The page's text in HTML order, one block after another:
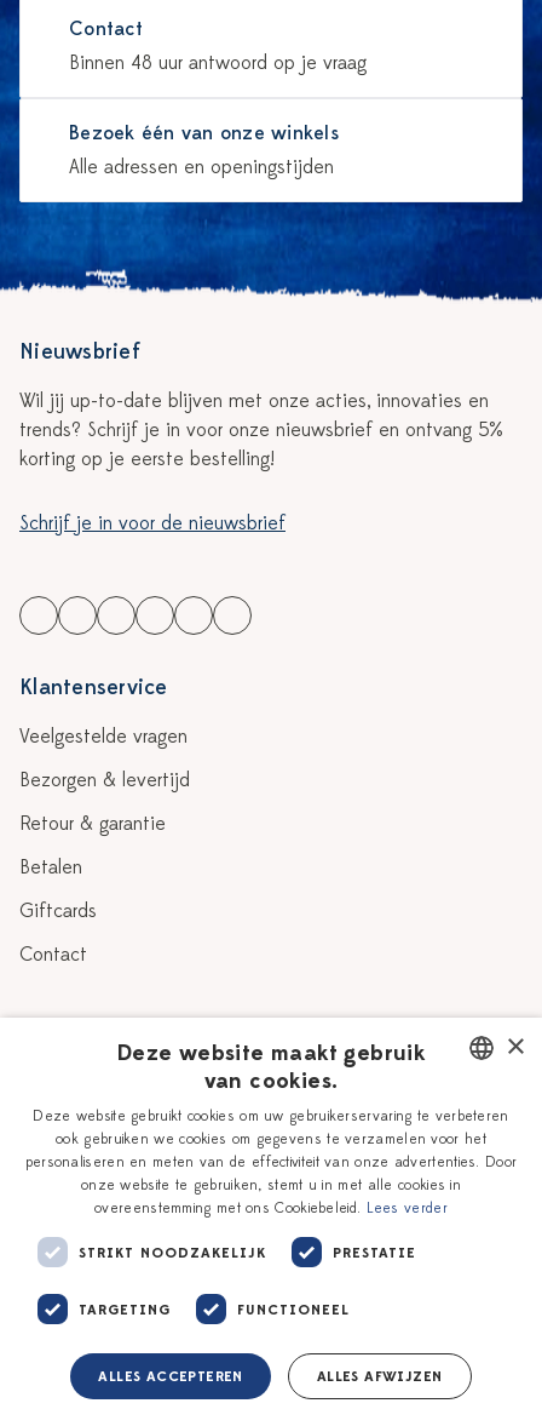
Contact
Binnen 48 uur antwoord op je vraag
Bezoek één van onze winkels
Alle adressen en openingstijden
Nieuwsbrief
Wil jij up-to-date blijven met onze acties, innovaties en
trends? Schrijf je in voor onze nieuwsbrief en ontvang 5%
korting op je eerste bestelling!
Schrijf je in voor de nieuwsbrief
Klantenservice
Veelgestelde vragen
Bezorgen & levertijd
Retour & garantie
Betalen
Giftcards
Contact
Verhaal
Onze plateelschilders
Delfts Blauw
Workshops
Vacatures
Zakelijk
DUTCH
ENGLISH
×
Deze website maakt gebruik
van cookies.
Deze website gebruikt cookies om uw gebruikerservaring te verbeteren
ook gebruiken we cookies om gegevens te verzamelen voor het
personaliseren en meten van de effectiviteit van onze advertenties. Door
onze website te gebruiken, stemt u in met alle cookies in
overeenstemming met ons Cookiebeleid. Lees verder
STRIKT NOODZAKELIJK PRESTATIE
TARGETING FUNCTIONEEL
ALLES ACCEPTEREN ALLES AFWIJZEN